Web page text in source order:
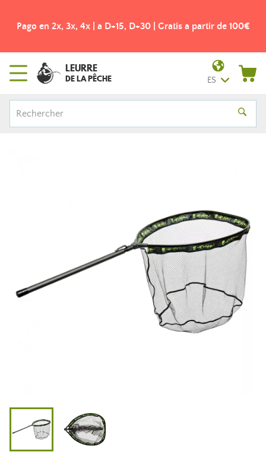
Pago en 2x, 3x, 4x | a D+15, D+30 | Gratis a partir de 100€
LEURRE
DE LA PÊCHE ES